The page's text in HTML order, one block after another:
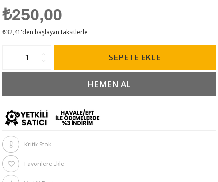
₺250,00
₺32,41 'den başlayan taksitlerle
Kritik Stok
Favorilere Ekle